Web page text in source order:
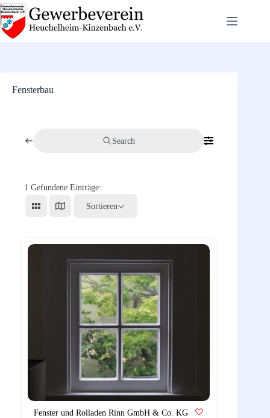
Zum
Inhalt
springen
Fensterbau
Search
1 Gefundene Einträge:
Sortieren
Fenster und Rolladen Rinn GmbH & Co. KG